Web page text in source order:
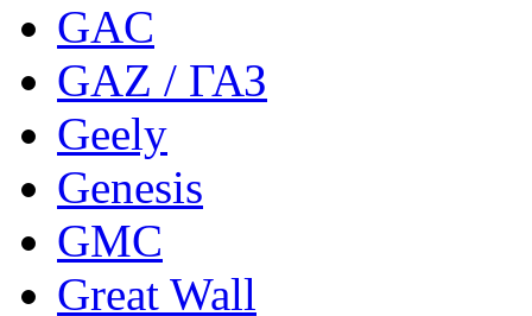
GAC
GAZ / ГАЗ
Geely
Genesis
GMC
Great Wall